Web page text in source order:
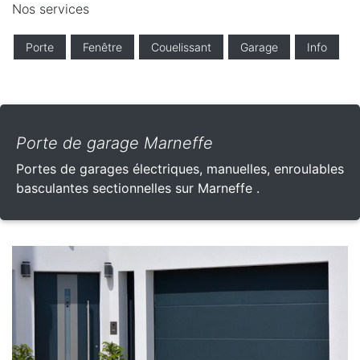
Nos services
Porte Fenêtre Couelissant Garage Info
Porte de garage Marneffe
Portes de garages électriques, manuelles, enroulables
basculantes sectionnelles sur Marneffe .